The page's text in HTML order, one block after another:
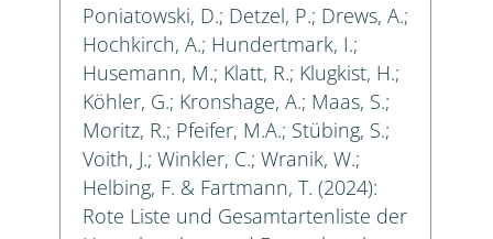
Poniatowski, D.; Detzel, P.; Drews, A.;
Hochkirch, A.; Hundertmark, I.;
Husemann, M.; Klatt, R.; Klugkist, H.;
Köhler, G.; Kronshage, A.; Maas, S.;
Moritz, R.; Pfeifer, M.A.; Stübing, S.;
Voith, J.; Winkler, C.; Wranik, W.;
Helbing, F. & Fartmann, T. (2024):
Rote Liste und Gesamtartenliste der